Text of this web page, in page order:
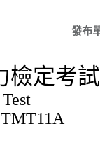
發布
檢定考